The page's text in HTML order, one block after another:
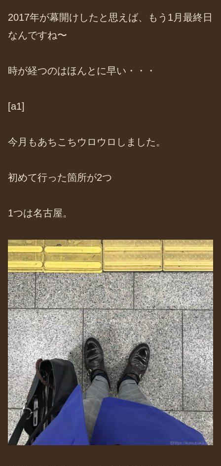
2017年が幕開けしたと思えば、もう1月最終日
なんですね〜
時が経つのはほんとに早い・・・
[a1]
今月もあちこちウロウロしました。
初めて行った箇所が2つ
1つは名古屋。